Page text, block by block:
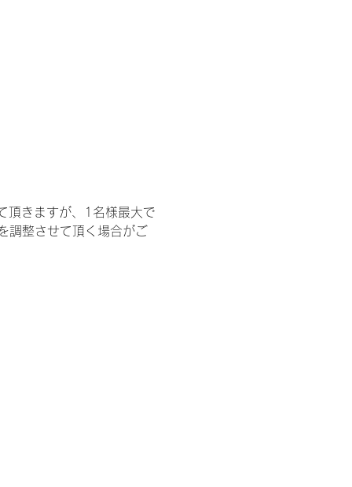
頂きますが、1名様最大で
調整させて頂く場合がご